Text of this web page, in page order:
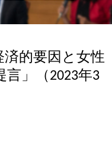
済的要因と女性
」（2023年3